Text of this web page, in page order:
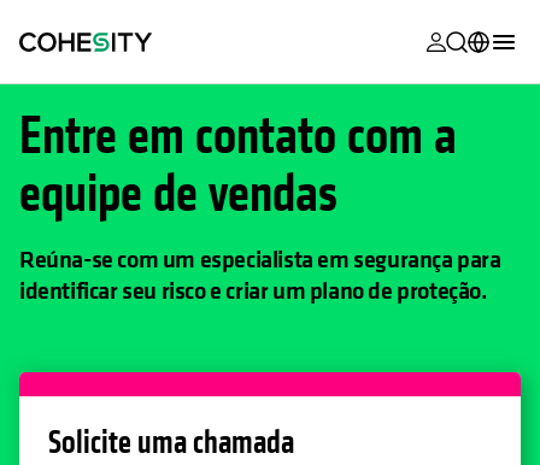
opens in a
Helios
opens in a
opens in a
opens in a
opens in a
Academia
opens in a
opens in a
opens in a
English (U.S.)
日本語 (Japan)
Korea)
Entre em contato com a
equipe de vendas
Reúna-se com um especialista em segurança para
identificar seu risco e criar um plano de proteção.
Solicite uma chamada